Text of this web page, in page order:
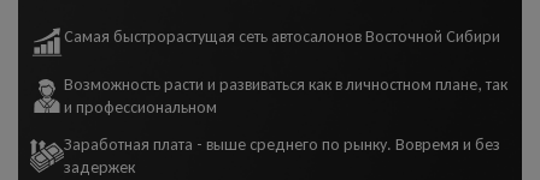
Самая быстрорастущая сеть автосалонов Восточной Сибири
Возможность расти и развиваться как в личностном плане, так
и профессиональном
Заработная плата - выше среднего по рынку. Вовремя и без
задержек